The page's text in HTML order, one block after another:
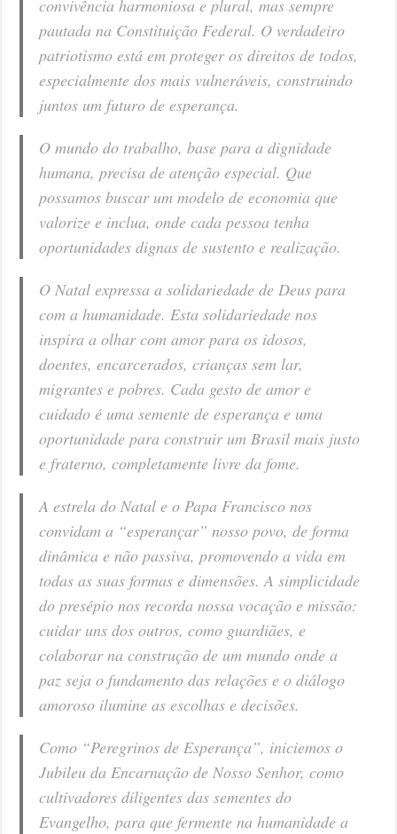
convivência harmoniosa e plural, mas sempre
pautada na Constituição Federal. O verdadeiro
patriotismo está em proteger os direitos de todos,
especialmente dos mais vulneráveis, construindo
juntos um futuro de esperança.
O mundo do trabalho, base para a dignidade
humana, precisa de atenção especial. Que
possamos buscar um modelo de economia que
valorize e inclua, onde cada pessoa tenha
oportunidades dignas de sustento e realização.
O Natal expressa a solidariedade de Deus para
com a humanidade. Esta solidariedade nos
inspira a olhar com amor para os idosos,
doentes, encarcerados, crianças sem lar,
migrantes e pobres. Cada gesto de amor e
cuidado é uma semente de esperança e uma
oportunidade para construir um Brasil mais justo
e fraterno, completamente livre da fome.
A estrela do Natal e o Papa Francisco nos
convidam a “esperançar” nosso povo, de forma
dinâmica e não passiva, promovendo a vida em
todas as suas formas e dimensões. A simplicidade
do presépio nos recorda nossa vocação e missão:
cuidar uns dos outros, como guardiães, e
colaborar na construção de um mundo onde a
paz seja o fundamento das relações e o diálogo
amoroso ilumine as escolhas e decisões.
Como “Peregrinos de Esperança”, iniciemos o
Jubileu da Encarnação de Nosso Senhor, como
cultivadores diligentes das sementes do
Evangelho, para que fermente na humanidade a